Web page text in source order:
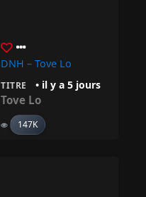
DNH – Tove Lo
TITRE • il y a 5 jours
Tove Lo
147K